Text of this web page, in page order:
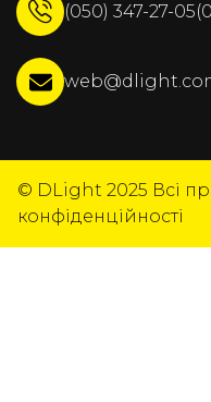
(050) 347-27-05
© DLight 2025 Всі
конфіденційності